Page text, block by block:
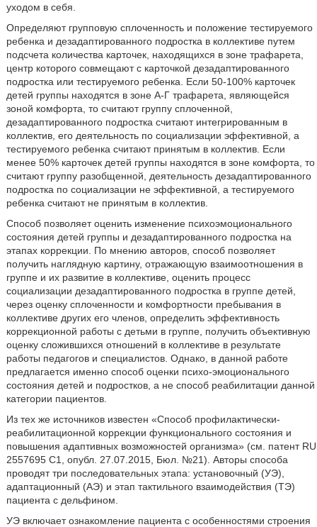
уходом в себя.
Определяют групповую сплоченность и положение тестируемого
ребенка и дезадаптированного подростка в коллективе путем
подсчета количества карточек, находящихся в зоне трафарета,
центр которого совмещают с карточкой дезадаптированного
подростка или тестируемого ребенка. Если 50-100% карточек
детей группы находятся в зоне А-Г трафарета, являющейся
зоной комфорта, то считают группу сплоченной,
дезадаптированного подростка считают интегрированным в
коллектив, его деятельность по социализации эффективной, а
тестируемого ребенка считают принятым в коллектив. Если
менее 50% карточек детей группы находятся в зоне комфорта, то
считают группу разобщенной, деятельность дезадаптированного
подростка по социализации не эффективной, а тестируемого
ребенка считают не принятым в коллектив.
Способ позволяет оценить изменение психоэмоционального
состояния детей группы и дезадаптированного подростка на
этапах коррекции. По мнению авторов, способ позволяет
получить наглядную картину, отражающую взаимоотношения в
группе и их развитие в коллективе, оценить процесс
социализации дезадаптированного подростка в группе детей,
через оценку сплоченности и комфортности пребывания в
коллективе других его членов, определить эффективность
коррекционной работы с детьми в группе, получить объективную
оценку сложившихся отношений в коллективе в результате
работы педагогов и специалистов. Однако, в данной работе
предлагается именно способ оценки психо-эмоционального
состояния детей и подростков, а не способ реабилитации данной
категории пациентов.
Из тех же источников известен «Способ профилактически-
реабилитационной коррекции функционального состояния и
повышения адаптивных возможностей организма» (см. патент RU
2557695 С1, опубл. 27.07.2015, Бюл. №21). Авторы способа
проводят три последовательных этапа: установочный (УЭ),
адаптационный (АЭ) и этап тактильного взаимодействия (ТЭ)
пациента с дельфином.
УЭ включает ознакомление пациента с особенностями строения